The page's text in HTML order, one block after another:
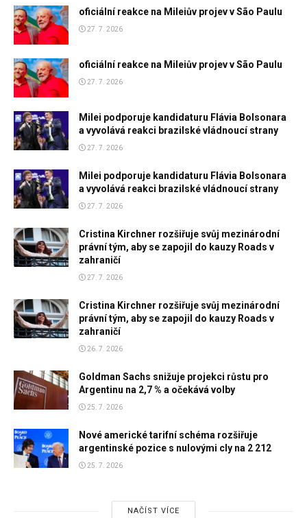
oficiální reakce na Mileiův projev v São Paulu
27. 7. 2026
oficiální reakce na Mileiův projev v São Paulu
27. 7. 2026
Milei podporuje kandidaturu Flávia Bolsonara
a vyvolává reakci brazilské vládnoucí strany
27. 7. 2026
Milei podporuje kandidaturu Flávia Bolsonara
a vyvolává reakci brazilské vládnoucí strany
27. 7. 2026
Cristina Kirchner rozšiřuje svůj mezinárodní
právní tým, aby se zapojil do kauzy Roads v
zahraničí
27. 7. 2026
Cristina Kirchner rozšiřuje svůj mezinárodní
právní tým, aby se zapojil do kauzy Roads v
zahraničí
26. 7. 2026
Goldman Sachs snižuje projekci růstu pro
Argentinu na 2,7 % a očekává volby
25. 7. 2026
Nové americké tarifní schéma rozšiřuje
argentinské pozice s nulovými cly na 2 212
25. 7. 2026
NAČÍST VÍCE